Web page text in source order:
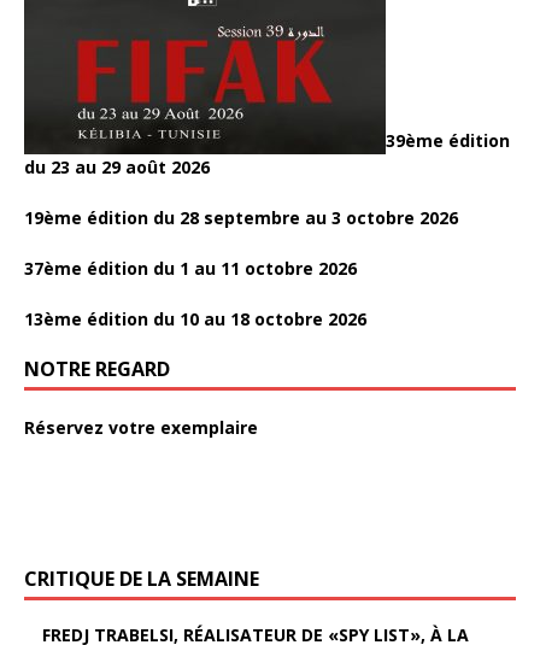
39ème édition
du 23 au 29 août 2026
19ème édition du 28 septembre au 3 octobre 2026
37ème édition du 1 au 11 octobre 2026
13ème édition du 10 au 18 octobre 2026
NOTRE REGARD
Réservez votre exemplaire
CRITIQUE DE LA SEMAINE
FREDJ TRABELSI, RÉALISATEUR DE «SPY LIST», À LA